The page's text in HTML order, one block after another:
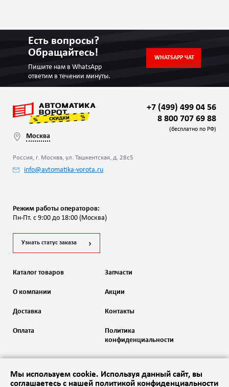
Есть вопросы?
Обращайтесь!
Пишите нам в WhatsApp
ответим в течении минуты.
WHATSAPP ЧАТ
Москва
Россия, г. Москва, ул. Ташкентская, д. 28с5
info@avtomatika-vorota.ru
+7 (499) 499 04 56
8 800 707 69 88
(бесплатно по РФ)
Режим работы операторов:
Пн-Пт. с 9:00 до 18:00 (Москва)
Узнать статус заказа
Каталог товаров Запчасти
О компании
Доставка
Оплата
Акции
Контакты
Политика
конфиденциальности
Мы используем cookie. Используя данный сайт, вы
соглашаетесь с нашей политикой конфиденциальности